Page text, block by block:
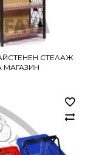
СТЕЛАЖ
МАГАЗИН